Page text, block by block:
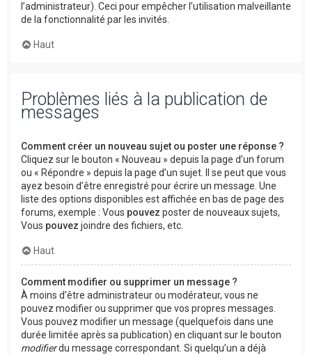
l’administrateur). Ceci pour empêcher l’utilisation malveillante
de la fonctionnalité par les invités.
Haut
Problèmes liés à la publication de
messages
Comment créer un nouveau sujet ou poster une réponse ?
Cliquez sur le bouton « Nouveau » depuis la page d’un forum
ou « Répondre » depuis la page d’un sujet. Il se peut que vous
ayez besoin d’être enregistré pour écrire un message. Une
liste des options disponibles est affichée en bas de page des
forums, exemple : Vous pouvez poster de nouveaux sujets,
Vous pouvez joindre des fichiers, etc.
Haut
Comment modifier ou supprimer un message ?
À moins d’être administrateur ou modérateur, vous ne
pouvez modifier ou supprimer que vos propres messages.
Vous pouvez modifier un message (quelquefois dans une
durée limitée après sa publication) en cliquant sur le bouton
modifierdu message correspondant. Si quelqu’un a déjà